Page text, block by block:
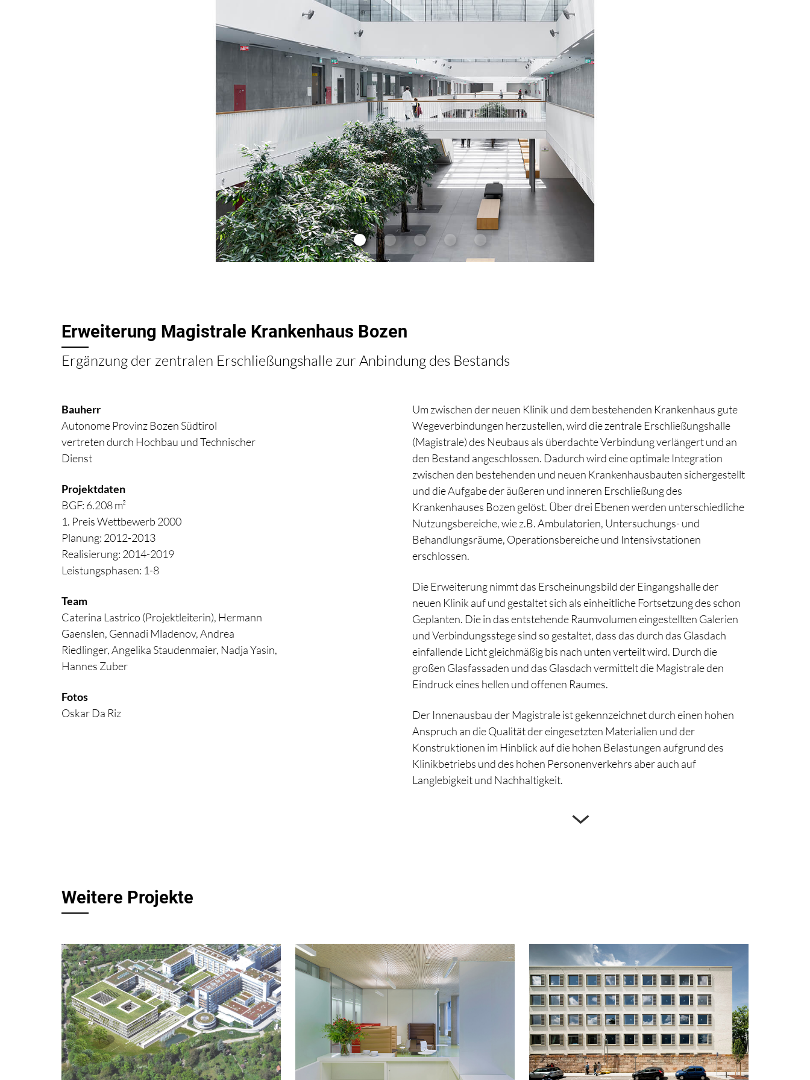
Erweiterung Magistrale Krankenhaus Bozen
Ergänzung der zentralen Erschließungshalle zur Anbindung des Bestands
Bauherr
Autonome Provinz Bozen Südtirol
vertreten durch Hochbau und Technischer
Dienst
Projektdaten
BGF: 6.208 m²
1. Preis Wettbewerb 2000
Planung: 2012-2013
Realisierung: 2014-2019
Leistungsphasen: 1-8
Team
Caterina Lastrico (Projektleiterin), Hermann
Gaenslen, Gennadi Mladenov, Andrea
Riedlinger, Angelika Staudenmaier, Nadja Yasin,
Hannes Zuber
Fotos
Oskar Da Riz
Um zwischen der neuen Klinik und dem bestehenden Krankenhaus gute
Wegeverbindungen herzustellen, wird die zentrale Erschließungshalle
(Magistrale) des Neubaus als überdachte Verbindung verlängert und an
den Bestand angeschlossen. Dadurch wird eine optimale Integration
zwischen den bestehenden und neuen Krankenhausbauten sichergestellt
und die Aufgabe der äußeren und inneren Erschließung des
Krankenhauses Bozen gelöst. Über drei Ebenen werden unterschiedliche
Nutzungsbereiche, wie z.B. Ambulatorien, Untersuchungs- und
Behandlungsräume, Operationsbereiche und Intensivstationen
erschlossen.
Die Erweiterung nimmt das Erscheinungsbild der Eingangshalle der
neuen Klinik auf und gestaltet sich als einheitliche Fortsetzung des schon
Geplanten. Die in das entstehende Raumvolumen eingestellten Galerien
und Verbindungsstege sind so gestaltet, dass das durch das Glasdach
einfallende Licht gleichmäßig bis nach unten verteilt wird. Durch die
großen Glasfassaden und das Glasdach vermittelt die Magistrale den
Eindruck eines hellen und offenen Raumes.
Der Innenausbau der Magistrale ist gekennzeichnet durch einen hohen
Anspruch an die Qualität der eingesetzten Materialien und der
Konstruktionen im Hinblick auf die hohen Belastungen aufgrund des
Klinikbetriebs und des hohen Personenverkehrs aber auch auf
Langlebigkeit und Nachhaltigkeit.
Weitere Projekte